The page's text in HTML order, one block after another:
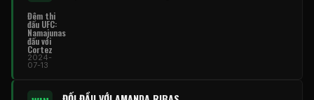
Đêm thi
đấu UFC:
Namajunas
đấu với
Cortez
2024-
07-13